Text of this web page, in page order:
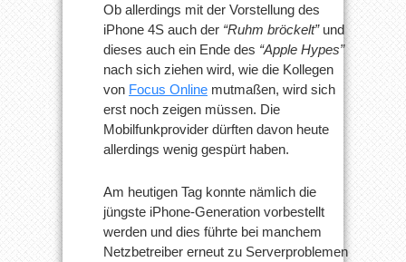
Ob allerdings mit der Vorstellung des
iPhone 4S auch der “Ruhm bröckelt”und
dieses auch ein Ende des “Apple Hypes”
nach sich ziehen wird, wie die Kollegen
von Focus Online mutmaßen, wird sich
erst noch zeigen müssen. Die
Mobilfunkprovider dürften davon heute
allerdings wenig gespürt haben.
Am heutigen Tag konnte nämlich die
jüngste iPhone-Generation vorbestellt
werden und dies führte bei manchem
Netzbetreiber erneut zu Serverproblemen